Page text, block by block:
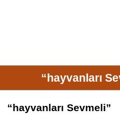
“hayvanları
“hayvanları Sevmeli”